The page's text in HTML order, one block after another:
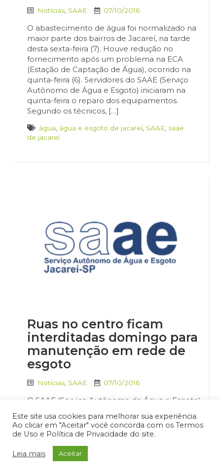
Notícias SAAE 07/10/2016
O abastecimento de água foi normalizado na
maior parte dos bairros de Jacareí, na tarde
desta sexta-feira (7). Houve redução no
fornecimento após um problema na ECA
(Estação de Captação de Água), ocorrido na
quinta-feira (6). Servidores do SAAE (Serviço
Autônomo de Água e Esgoto) iniciaram na
quinta-feira o reparo dos equipamentos.
Segundo os técnicos, […]
água água e esgoto de jacareí, SAAE saae
de jacareí
Ruas no centro ficam
interditadas domingo para
manutenção em rede de
esgoto
Notícias SAAE 07/10/2016
O SAAE (Serviço Autônomo de Água e Esgoto)
de manutenção na rede de esgoto das ruas
Corneteiro de Jesus e Antônio Afonso, no
no centro. Para tanto será necessário
interditar as duas vias neste trecho para o
Este site usa cookies para melhorar sua experiência.
Ao clicar em "Aceitar" você concorda com os Termos
de Uso e Política de Privacidade do site.
Leia mais Aceitar